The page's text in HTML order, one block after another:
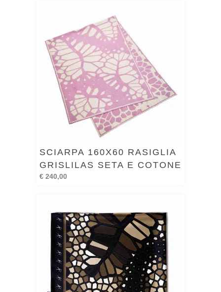
SCIARPA 160X60 RASIGLIA
GRISLILAS SETA E COTONE
€ 240,00